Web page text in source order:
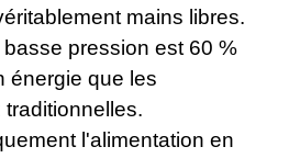
mains libres.
pression est 60 %
énergie que les
l'alimentation en